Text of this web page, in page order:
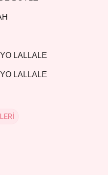
LALLALE
LALLALE